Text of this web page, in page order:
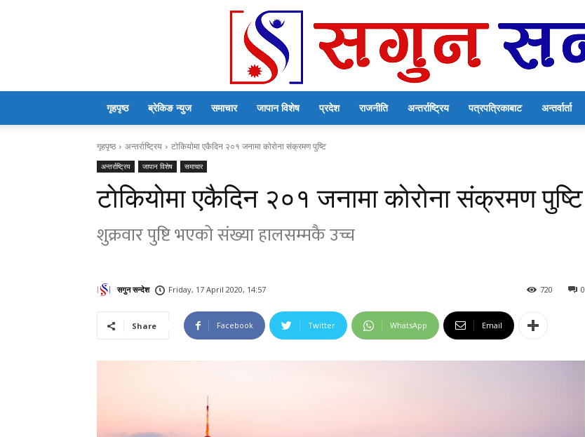
गृहपृष्ठ ब्रेकिङ न्युज समाचार जापान विशेष प्रदेश राजनीति अन्तर्राष्ट्रिय पत्रपत्रिकाबाट अन्तर्वार्ता
गृहपृष्ठ अन्तर्राष्ट्रिय टाेकियाेमा एकैदिन २०१ जनामा काेराेना संक्रमण पुष्टि
अन्तर्राष्ट्रिय जापान विशेष समाचार
टाेकियाेमा एकैदिन २०१ जनामा काेराेना संक्रमण पुष्टि
शुक्रवार पुष्टि भएकाे संख्या हालसम्मकै उच्च
सगुन सन्देश Friday, 17 April 2020, 14:57 0
720
Share Facebook Twitter WhatsApp Email